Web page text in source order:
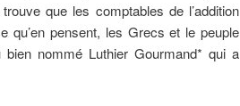
que les comptables de l’addition
qu’en pensent, les Grecs et le peuple
nommé Luthier Gourmand* qui a